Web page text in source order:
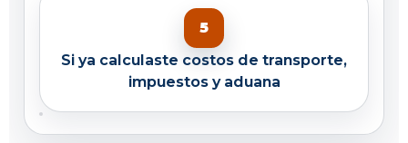
Si ya calculaste costos de transporte,
impuestos y aduana